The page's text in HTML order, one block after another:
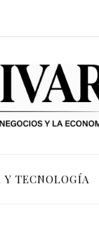
Y TECNOLOGÍA